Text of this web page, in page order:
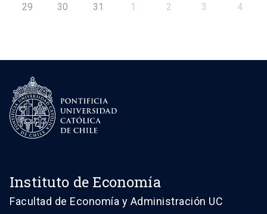
29 30 31 1 2 3 4
Instituto de Economía
Facultad de Economía y Administración UC